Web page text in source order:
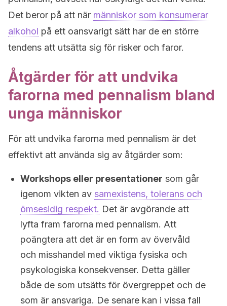
Det beror på att när människor som konsumerar
alkohol på ett oansvarigt sätt har de en större
tendens att utsätta sig för risker och faror.
Åtgärder för att undvika
farorna med pennalism bland
unga människor
För att undvika farorna med pennalism är det
effektivt att använda sig av åtgärder som:
Workshops eller presentationer som går
igenom vikten av samexistens, tolerans och
ömsesidig respekt. Det är avgörande att
lyfta fram farorna med pennalism. Att
poängtera att det är en form av övervåld
och misshandel med viktiga fysiska och
psykologiska konsekvenser. Detta gäller
både de som utsätts för övergreppet och de
som är ansvariga. De senare kan i vissa fall